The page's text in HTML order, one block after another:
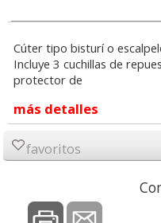
Cúter tipo bisturí o
Incluye 3 cuchillas de
protector de
más detalles
favoritos